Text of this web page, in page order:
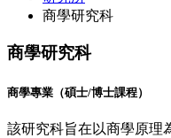
商學研究科
商學研究科
商學專業（碩士/博士課程）
該研究科旨在以商學原理